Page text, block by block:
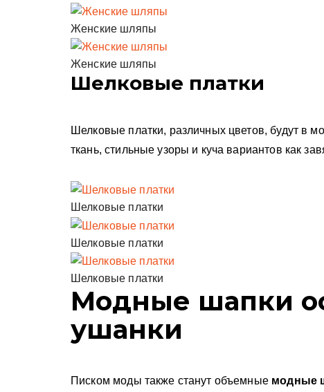
Женские шляпы
Женские шляпы
Шелковые платки
Шелковые платки, различных цветов, будут в
ткань, стильные узоры и куча вариантов как
Шелковые платки
Шелковые платки
Шелковые платки
Модные шапки
ушанки
Писком моды также станут объемныемодные